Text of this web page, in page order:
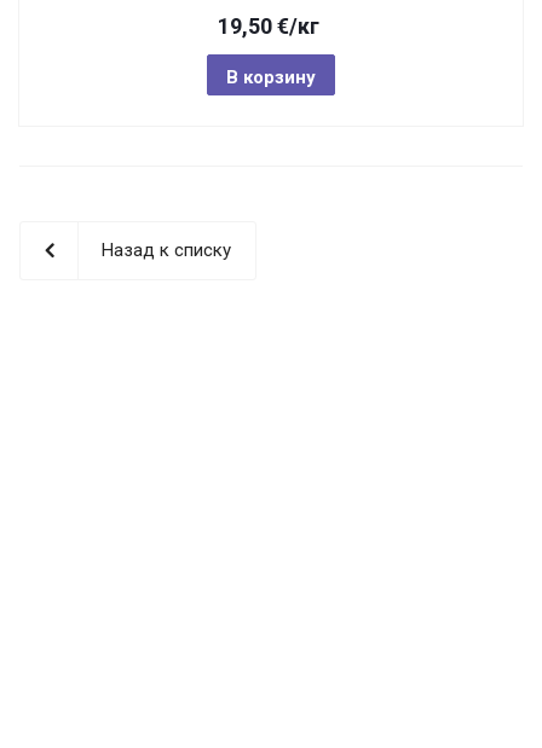
19,50€/кг
В корзину
Назад к списку